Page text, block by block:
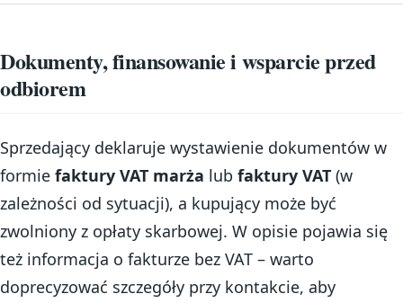
Dokumenty, finansowanie i wsparcie przed
odbiorem
Sprzedający deklaruje wystawienie dokumentów w
formie faktury VAT marża lub faktury VAT (w
zależności od sytuacji), a kupujący może być
zwolniony z opłaty skarbowej. W opisie pojawia się
też informacja o fakturze bez VAT – warto
doprecyzować szczegóły przy kontakcie, aby